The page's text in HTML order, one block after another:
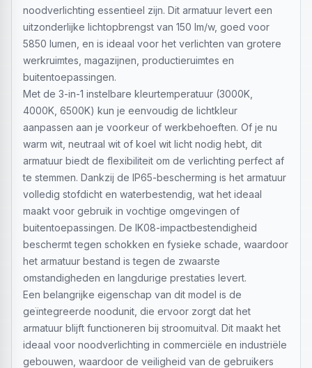
noodverlichting essentieel zijn. Dit armatuur levert een
uitzonderlijke lichtopbrengst van 150 lm/w, goed voor
5850 lumen, en is ideaal voor het verlichten van grotere
werkruimtes, magazijnen, productieruimtes en
buitentoepassingen.
Met de 3-in-1 instelbare kleurtemperatuur (3000K,
4000K, 6500K) kun je eenvoudig de lichtkleur
aanpassen aan je voorkeur of werkbehoeften. Of je nu
warm wit, neutraal wit of koel wit licht nodig hebt, dit
armatuur biedt de flexibiliteit om de verlichting perfect af
te stemmen. Dankzij de IP65-bescherming is het armatuur
volledig stofdicht en waterbestendig, wat het ideaal
maakt voor gebruik in vochtige omgevingen of
buitentoepassingen. De IK08-impactbestendigheid
beschermt tegen schokken en fysieke schade, waardoor
het armatuur bestand is tegen de zwaarste
omstandigheden en langdurige prestaties levert.
Een belangrijke eigenschap van dit model is de
geïntegreerde noodunit, die ervoor zorgt dat het
armatuur blijft functioneren bij stroomuitval. Dit maakt het
ideaal voor noodverlichting in commerciële en industriële
gebouwen, waardoor de veiligheid van de gebruikers